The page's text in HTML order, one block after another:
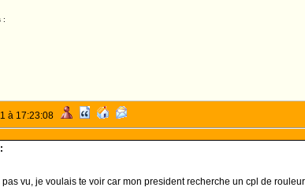
:
à 17:23:08
pas vu, je voulais te voir car mon president recherche un cpl de